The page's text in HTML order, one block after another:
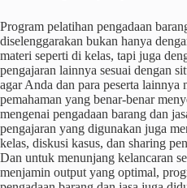
Program pelatihan pengadaan
diselenggarakan bukan hanya
materi seperti di kelas, tapi juga
pengajaran lainnya sesuai dengan
agar Anda dan para peserta lainnya
pemahaman yang benar-benar
mengenai pengadaan barang dan
pengajaran yang digunakan juga
kelas, diskusi kasus, dan sharing
Dan untuk menunjang kelancaran
menjamin output yang optimal,